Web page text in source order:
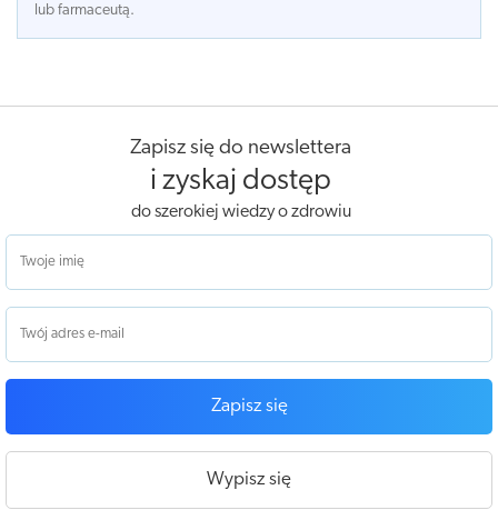
lub farmaceutą.
Zapisz się do newslettera
i zyskaj dostęp
do szerokiej wiedzy o zdrowiu
Zapisz się
Wypisz się